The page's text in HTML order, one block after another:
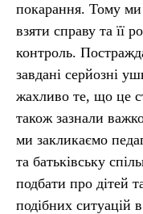
покарання. Тому
взяти справу та її
контроль.
завдані серйозні
жахливо те, що це
також зазнали
ми закликаємо
та батьківську
подбати про дітей
подібних ситуацій